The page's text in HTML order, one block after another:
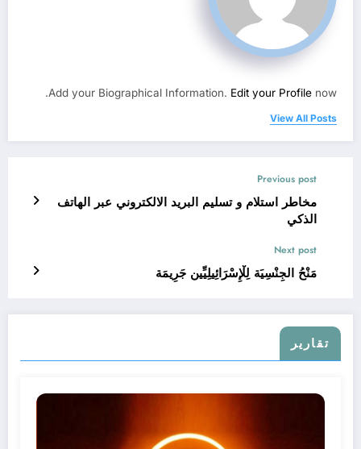
Add your Biographical Information. Edit your Profile now.
View All Posts
Previous post
مخاطر استلام و تسليم البريد الالكتروني عبر الهاتف
الذكي
Next post
مَنْحُ الجِنْسِيَة لِلْإِسْرَائِيلِيِّين جَرِيمَة
تقارير